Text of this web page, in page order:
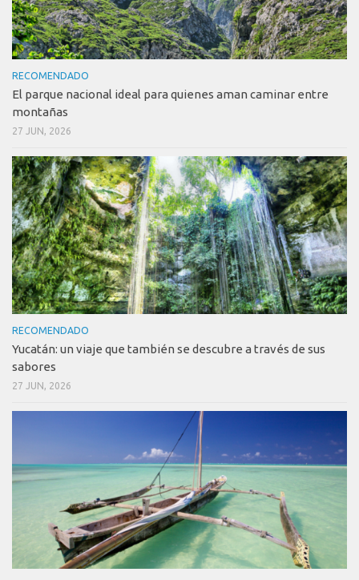
RECOMENDADO
El parque nacional ideal para quienes aman caminar entre
montañas
27 JUN, 2026
RECOMENDADO
Yucatán: un viaje que también se descubre a través de sus
sabores
27 JUN, 2026